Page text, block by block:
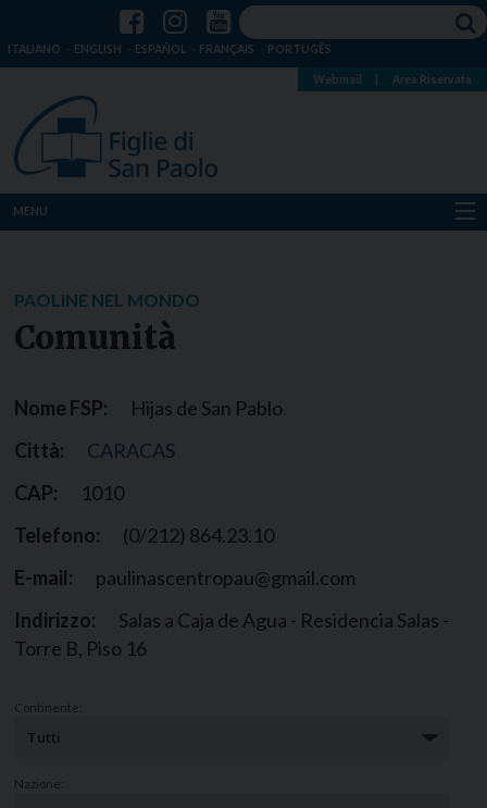
ITALIANO ENGLISH ESPAÑOL FRANÇAIS PORTUGÊS
Webmail Area Riservata
MENU
Dove siamo
Risorse
PAOLINE NEL MONDO
Comunità
Nome FSP:
Hijas de San Pablo
Città:
CARACAS
CAP:
1010
Telefono:
(0/212) 864.23.10
E-mail:
paulinascentropau@gmail.com
Indirizzo:
Salas a Caja de Agua - Residencia Salas -
Torre B, Piso 16
Continente:
Nazione: